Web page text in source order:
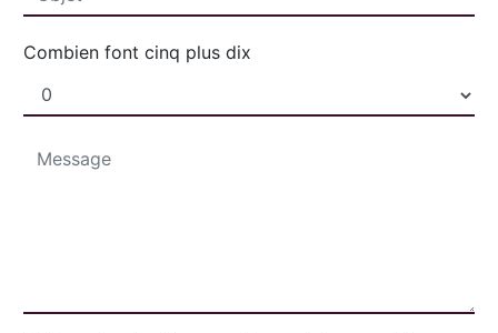
Combien font cinq plus dix